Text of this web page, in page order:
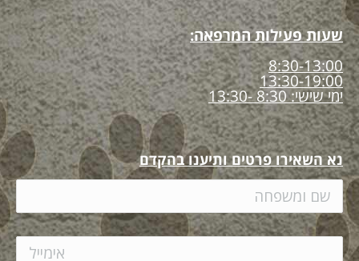
שעות פעילות המרפאה:
8:30-13:00
13:30-19:00
ימי שישי: 8:30 -13:30
נא השאירו פרטים ותיענו בהקדם